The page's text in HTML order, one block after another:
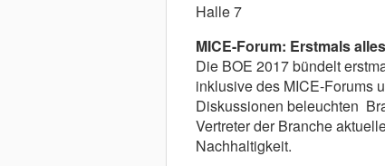
Halle 7
MICE-Forum: Erstmals
Die BOE 2017 bündelt
inklusive des MICE-Forums
Diskussionen beleuchten
Vertreter der Branche
Nachhaltigkeit.